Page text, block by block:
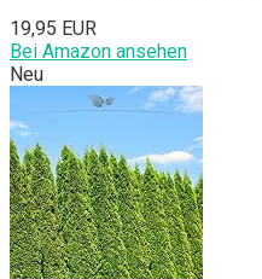
19,95 EUR
Bei Amazon ansehen
Neu